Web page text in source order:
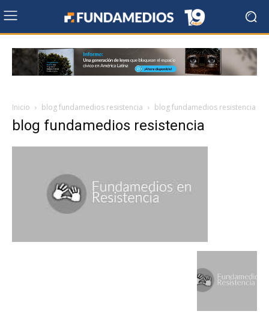
Inicio blog fundamedios resistencia blog fundamedios resistencia
blog fundamedios resistencia